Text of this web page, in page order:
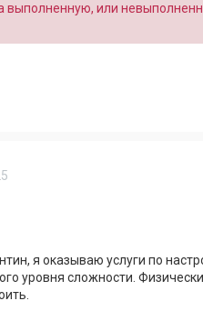
выполненную, или
я оказываю услуги по
уровня сложности.